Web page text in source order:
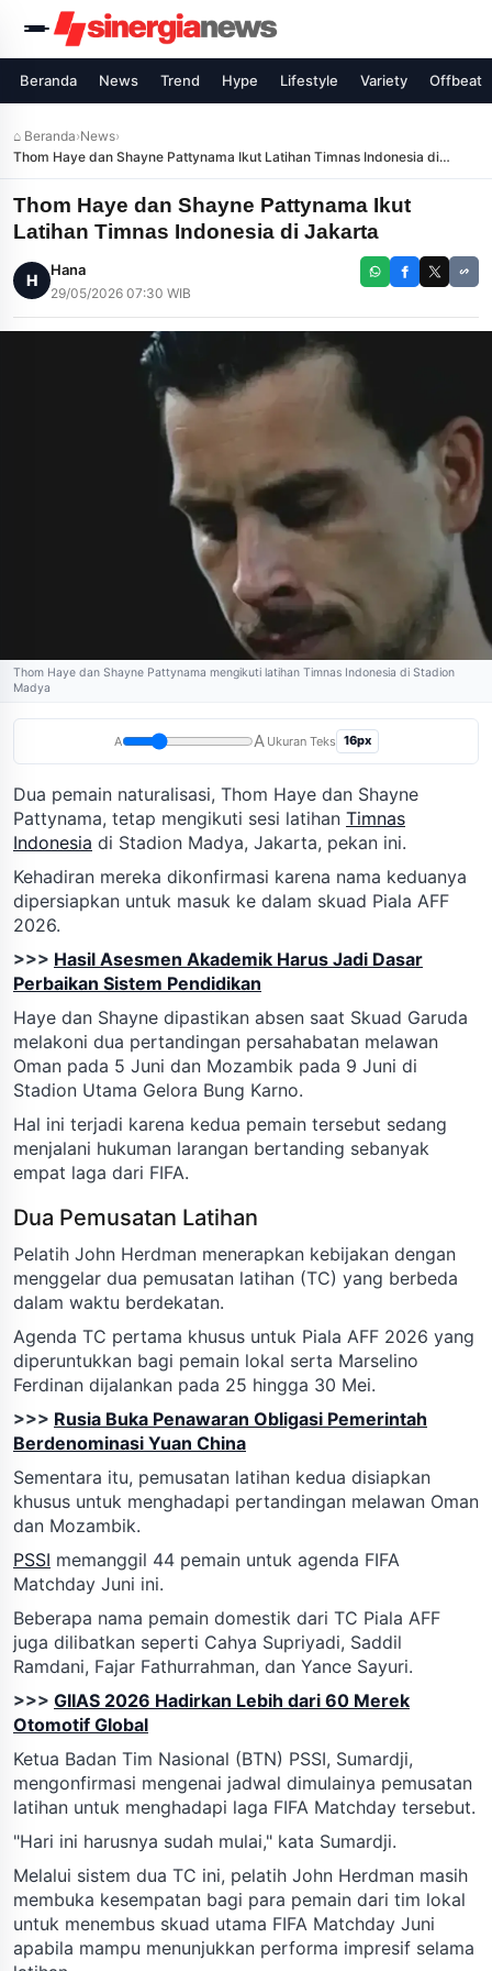
Beranda News Trend Hype Lifestyle Variety Offbeat
⌂ Beranda›News›
Thom Haye dan Shayne Pattynama Ikut Latihan Timnas Indonesia di
Jakarta
Thom Haye dan Shayne Pattynama Ikut
Latihan Timnas Indonesia di Jakarta
H
Hana
29/05/2026 07:30 WIB
Thom Haye dan Shayne Pattynama mengikuti latihan Timnas Indonesia di Stadion
Madya
A A Ukuran Teks 16px
Dua pemain naturalisasi, Thom Haye dan Shayne
Pattynama, tetap mengikuti sesi latihan Timnas
Indonesia di Stadion Madya, Jakarta, pekan ini.
Kehadiran mereka dikonfirmasi karena nama keduanya
dipersiapkan untuk masuk ke dalam skuad Piala AFF
2026.
>>> Hasil Asesmen Akademik Harus Jadi Dasar
Perbaikan Sistem Pendidikan
Haye dan Shayne dipastikan absen saat Skuad Garuda
melakoni dua pertandingan persahabatan melawan
Oman pada 5 Juni dan Mozambik pada 9 Juni di
Stadion Utama Gelora Bung Karno.
Hal ini terjadi karena kedua pemain tersebut sedang
menjalani hukuman larangan bertanding sebanyak
empat laga dari FIFA.
Dua Pemusatan Latihan
Pelatih John Herdman menerapkan kebijakan dengan
menggelar dua pemusatan latihan (TC) yang berbeda
dalam waktu berdekatan.
Agenda TC pertama khusus untuk Piala AFF 2026 yang
diperuntukkan bagi pemain lokal serta Marselino
Ferdinan dijalankan pada 25 hingga 30 Mei.
>>> Rusia Buka Penawaran Obligasi Pemerintah
Berdenominasi Yuan China
Sementara itu, pemusatan latihan kedua disiapkan
khusus untuk menghadapi pertandingan melawan Oman
dan Mozambik.
PSSI memanggil 44 pemain untuk agenda FIFA
Matchday Juni ini.
Beberapa nama pemain domestik dari TC Piala AFF
juga dilibatkan seperti Cahya Supriyadi, Saddil
Ramdani, Fajar Fathurrahman, dan Yance Sayuri.
>>> GIIAS 2026 Hadirkan Lebih dari 60 Merek
Otomotif Global
Ketua Badan Tim Nasional (BTN) PSSI, Sumardji,
mengonfirmasi mengenai jadwal dimulainya pemusatan
latihan untuk menghadapi laga FIFA Matchday tersebut.
"Hari ini harusnya sudah mulai," kata Sumardji.
Melalui sistem dua TC ini, pelatih John Herdman masih
membuka kesempatan bagi para pemain dari tim lokal
untuk menembus skuad utama FIFA Matchday Juni
apabila mampu menunjukkan performa impresif selama